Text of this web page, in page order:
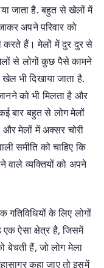
जाता है. बहुत से खेलों में
अपने परिवार को
करते हैं। मेलों में दुर दुर से
से लोगों कुछ पैसे कामने
भी दिखाया जाता है.
को भी मिलता है और
बार बहुत से लोग मेलों
मेलों में अक्सर चोरी
समीति को चाहिए कि
वाले व्यक्तियों को अपने
के लिए लोगों
ऐसा क्षेत्र है, जिसमें
बेचती हैं, जो लोग मेला
कहा जाए तो इसमें